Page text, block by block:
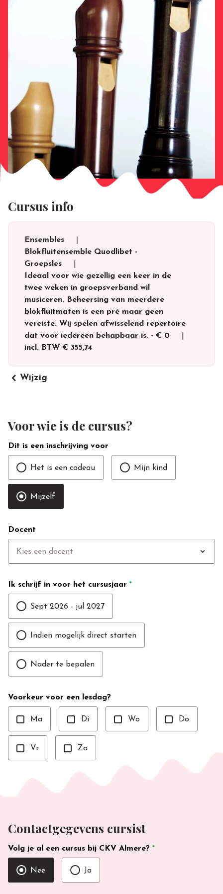
Cursus info
Ensembles
Blokfluitensemble Quodlibet -
Groepsles
Ideaal voor wie gezellig een keer in de
twee weken in groepsverband wil
musiceren. Beheersing van meerdere
blokfluitmaten is een pré maar geen
vereiste. Wij spelen afwisselend repertoire
dat voor iedereen behapbaar is. - € 0
incl. BTW € 355,74
keyboard_arrow_left Wijzig
Voor wie is de cursus?
Dit is een inschrijving voor
Het is een cadeau Mijn kind
Mijzelf
Docent
Kies een docent expand_more
Ik schrijf in voor het cursusjaar *
Sept 2026 - jul 2027
Indien mogelijk direct starten
Nader te bepalen
Voorkeur voor een lesdag?
Ma Di Wo Do
Vr Za
Contactgegevens cursist
Volg je al een cursus bij CKV Almere? *
Nee Ja